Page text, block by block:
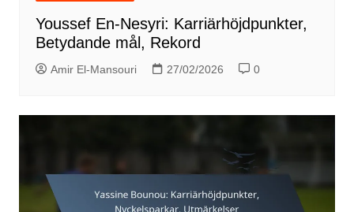
Youssef En-Nesyri: Karriärhöjdpunkter,
Betydande mål, Rekord
Amir El-Mansouri 27/02/2026 0